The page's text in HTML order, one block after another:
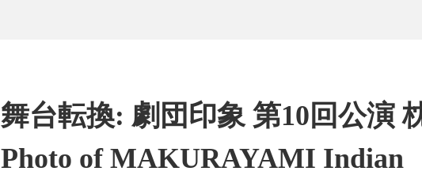
舞台転換: 劇団印象 第10回公演
Photo of MAKURAYAMI Indian